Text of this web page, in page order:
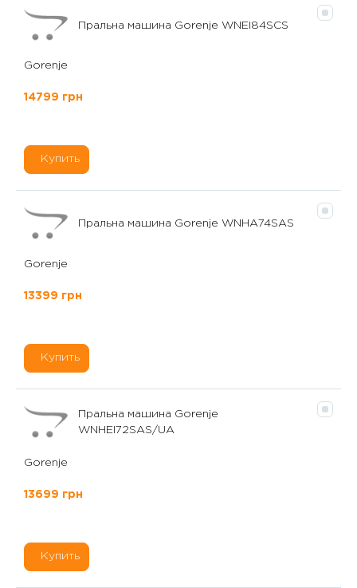
Пральна машина Gorenje WNEI84SCS
Gorenje
14799 грн
Купить
Пральна машина Gorenje WNHA74SAS
Gorenje
13399 грн
Купить
Пральна машина Gorenje
WNHEI72SAS/UA
Gorenje
13699 грн
Купить